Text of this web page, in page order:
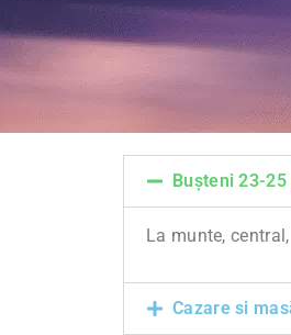
Bușteni 23-25
La munte,
Cazare si